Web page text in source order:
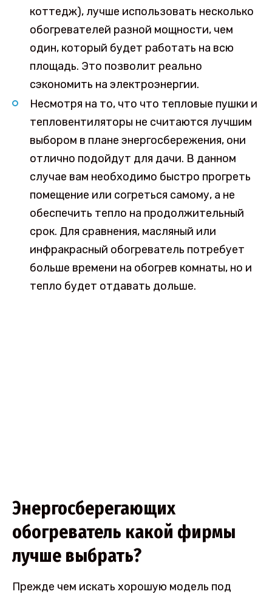
коттедж), лучше использовать несколько
обогревателей разной мощности, чем
один, который будет работать на всю
площадь. Это позволит реально
сэкономить на электроэнергии.
Несмотря на то, что что тепловые пушки и
тепловентиляторы не считаются лучшим
выбором в плане энергосбережения, они
отлично подойдут для дачи. В данном
случае вам необходимо быстро прогреть
помещение или согреться самому, а не
обеспечить тепло на продолжительный
срок. Для сравнения, масляный или
инфракрасный обогреватель потребует
больше времени на обогрев комнаты, но и
тепло будет отдавать дольше.
Энергосберегающих
обогреватель какой фирмы
лучше выбрать?
Прежде чем искать хорошую модель под